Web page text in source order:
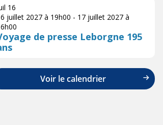
16
juillet 2027 à 19h00 - 17 juillet 2027 à
de presse Leborgne 195
Voir le calendrier